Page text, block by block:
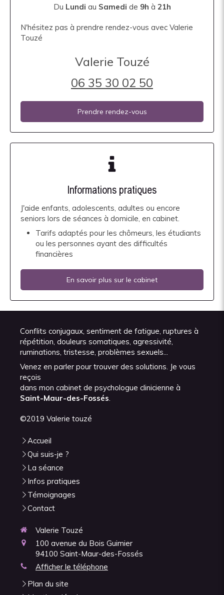
Du Lundi au Samedi de 9h à 21h
N'hésitez pas à prendre rendez-vous avec Valerie
Touzé
Valerie Touzé
06 35 30 02 50
Prendre rendez-vous
Informations pratiques
J'aide enfants, adolescents, adultes ou encore
seniors lors de séances à domicile, en cabinet.
Tarifs adaptés pour les chômeurs, les étudiants
ou les personnes ayant des difficultés
financières
En savoir plus sur le cabinet
Conflits conjugaux, sentiment de fatigue, ruptures à
répétition, douleurs somatiques, agressivité,
ruminations, tristesse, problèmes sexuels...
Venez en parler pour trouver des solutions. Je vous
reçois
dans mon cabinet de psychologue clinicienne à
Saint-Maur-des-Fossés.
©2019 Valerie touzé
Accueil
Qui suis-je ?
La séance
Infos pratiques
Témoignages
Contact
Valerie Touzé
100 avenue du Bois Guimier
94100 Saint-Maur-des-Fossés
Afficher le téléphone
Plan du site